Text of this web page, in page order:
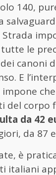
140,
Strada
le
canoni
E
del corpo
da 42
da 87
è
italiani